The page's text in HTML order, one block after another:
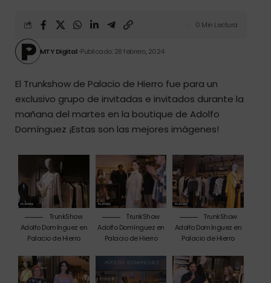
MTY Digital Publicado: 28 febrero, 2024
0 Min Lectura
El Trunkshow de Palacio de Hierro fue para un
exclusivo grupo de invitadas e invitados durante la
mañana del martes en la boutique de Adolfo
Domínguez ¡Estas son las mejores imágenes!
TrunkShow
Adolfo Domínguez en
Palacio de Hierro
TrunkShow
Adolfo Domínguez en
Palacio de Hierro
TrunkShow
Adolfo Domínguez en
Palacio de Hierro